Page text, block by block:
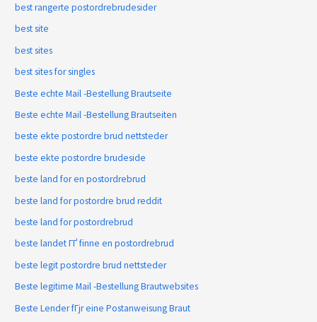
best rangerte postordrebrudesider
best site
best sites
best sites for singles
Beste echte Mail -Bestellung Brautseite
Beste echte Mail -Bestellung Brautseiten
beste ekte postordre brud nettsteder
beste ekte postordre brudeside
beste land for en postordrebrud
beste land for postordre brud reddit
beste land for postordrebrud
beste landet ГҐ finne en postordrebrud
beste legit postordre brud nettsteder
Beste legitime Mail -Bestellung Brautwebsites
Beste Lender fГјr eine Postanweisung Braut